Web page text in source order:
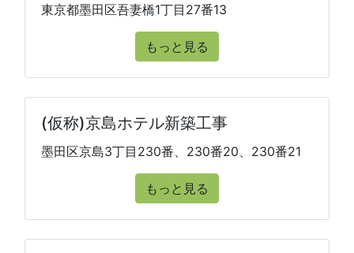
東京都墨田区吾妻橋1丁目27番13
もっと見る
(仮称)京島ホテル新築工事
墨田区京島3丁目230番、230番20、230番21
もっと見る